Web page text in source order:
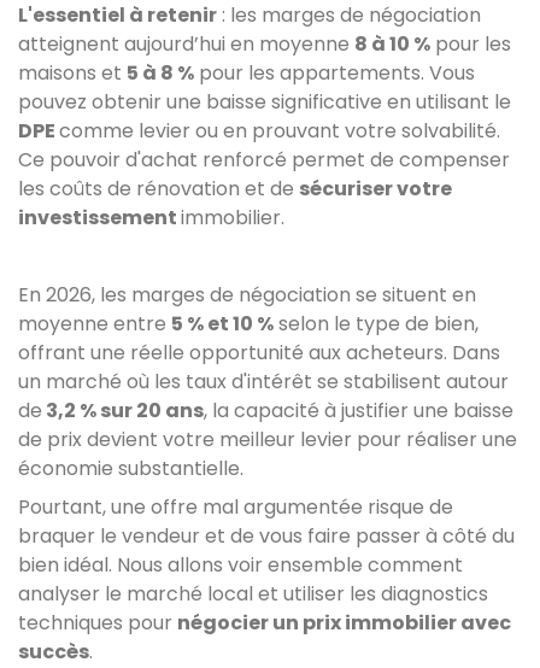
L'essentiel à retenir : les marges de négociation
atteignent aujourd’hui en moyenne 8 à 10 % pour les
maisons et 5 à 8 % pour les appartements. Vous
pouvez obtenir une baisse significative en utilisant le
DPEcomme levier ou en prouvant votre solvabilité.
Ce pouvoir d'achat renforcé permet de compenser
les coûts de rénovation et de sécuriser votre
investissementimmobilier.
En 2026, les marges de négociation se situent en
moyenne entre 5 % et 10 %selon le type de bien,
offrant une réelle opportunité aux acheteurs. Dans
un marché où les taux d'intérêt se stabilisent autour
de 3,2 % sur 20 ans, la capacité à justifier une baisse
de prix devient votre meilleur levier pour réaliser une
économie substantielle.
Pourtant, une offre mal argumentée risque de
braquer le vendeur et de vous faire passer à côté du
bien idéal. Nous allons voir ensemble comment
analyser le marché local et utiliser les diagnostics
techniques pour négocier un prix immobilier avec
succès.